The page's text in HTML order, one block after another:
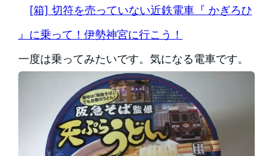
[箱] 切符を売っていない近鉄電車『 かぎろひ
』に乗って！伊勢神宮に行こう！
一度は乗ってみたいです。気になる電車です。